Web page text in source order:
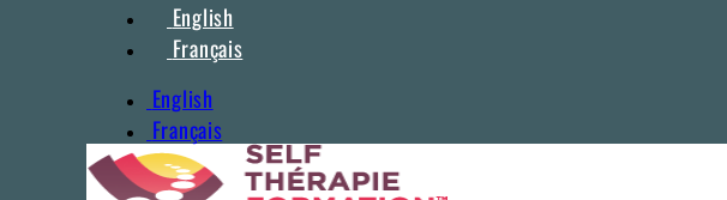
English
Français
English
Français